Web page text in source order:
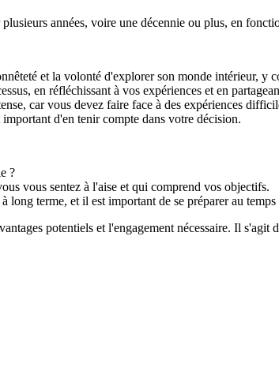
années, voire une décennie ou plus, en
et la volonté d'explorer son monde intérieur, y
en réfléchissant à vos expériences et en
car vous devez faire face à des expériences
d'en tenir compte dans votre décision.
?
vous sentez à l'aise et qui comprend vos objectifs.
long terme, et il est important de se préparer au
potentiels et l'engagement nécessaire. Il